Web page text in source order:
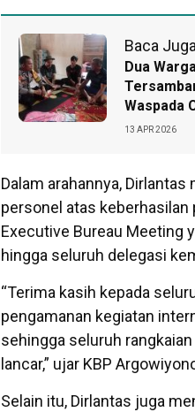
Baca Juga
Dua
Waspada
13 APR 2026
Dalam arahannya,
personel atas keberhasilan
Executive Bureau Meeting
hingga seluruh delegasi
“Terima kasih kepada
pengamanan kegiatan
sehingga seluruh
lancar,” ujar KBP
Selain itu, Dirlantas juga